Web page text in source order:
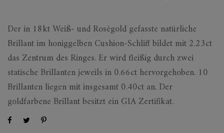
Der in 18kt Weiß- und Roségold gefasste natürliche
Brillant im honiggelben Cushion-Schliff bildet mit 2.23ct
das Zentrum des Ringes. Er wird fleißig durch zwei
statische Brillanten jeweils in 0.66ct hervorgehoben. 10
Brillanten liegen mit insgesamt 0.40ct an. Der
goldfarbene Brillant besitzt ein GIA Zertifikat.